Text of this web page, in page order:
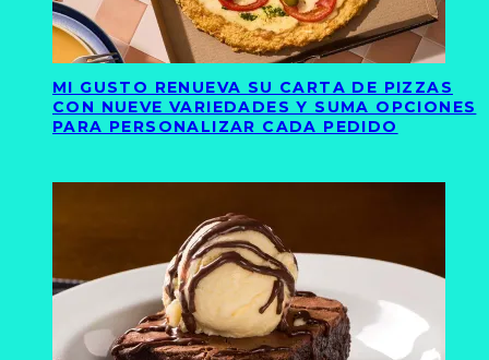
MI GUSTO RENUEVA SU CARTA DE PIZZAS
CON NUEVE VARIEDADES Y SUMA OPCIONES
PARA PERSONALIZAR CADA PEDIDO